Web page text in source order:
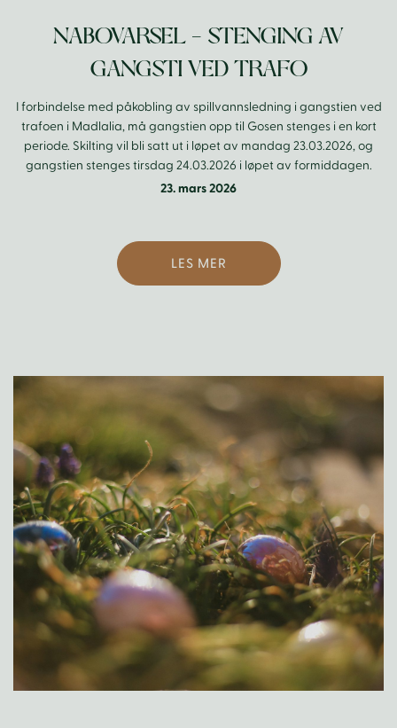
NABOVARSEL – STENGING AV
GANGSTI VED TRAFO
I forbindelse med påkobling av spillvannsledning i gangstien ved
trafoen i Madlalia, må gangstien opp til Gosen stenges i en kort
periode. Skilting vil bli satt ut i løpet av mandag 23.03.2026, og
gangstien stenges tirsdag 24.03.2026 i løpet av formiddagen.
23. mars 2026
LES MER